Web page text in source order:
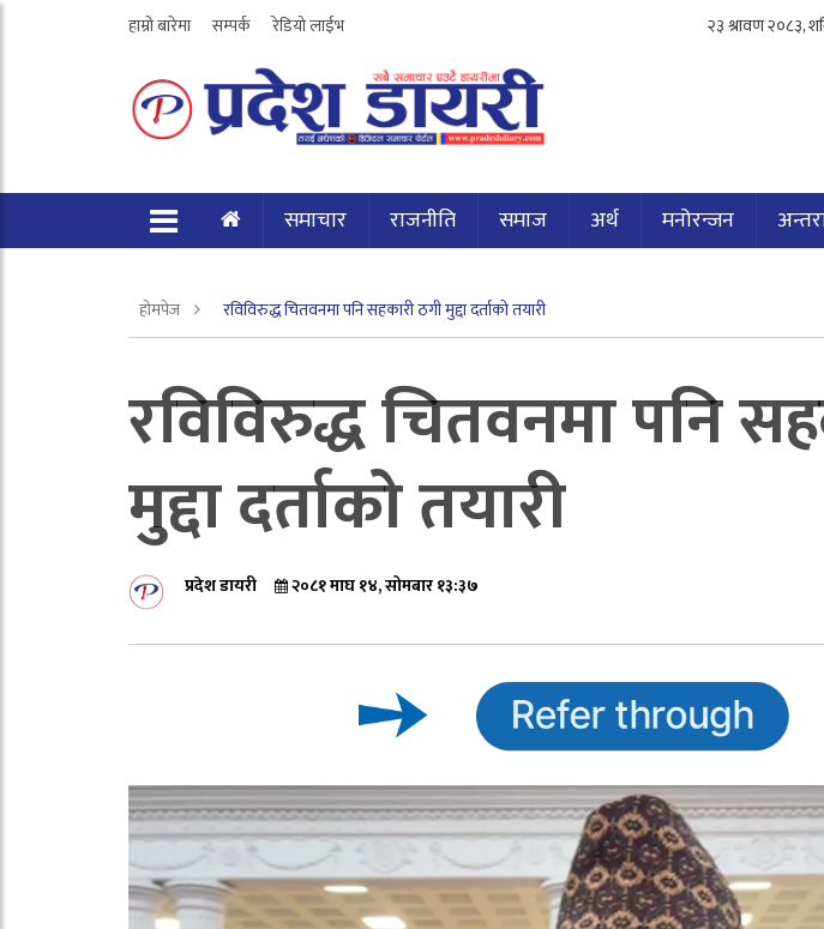
हाम्रो बारेमा सम्पर्क रेडियो लाईभ
समाचार राजनीति समाज अर्थ मनोरन्जन
होमपेज रविविरुद्ध चितवनमा पनि सहकारी ठगी मुद्दा दर्ताको तयारी
रविविरुद्ध चितवनमा पनि
मुद्दा दर्ताको तयारी
प्रदेश डायरी २०८१ माघ १४, सोमबार १३:३७